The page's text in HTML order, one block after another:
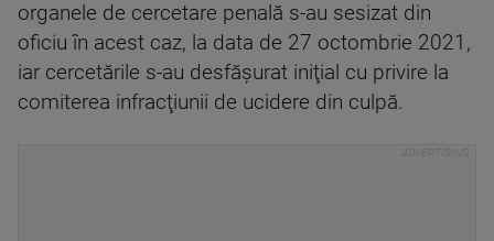
organele de cercetare penală s-au sesizat din
oficiu în acest caz, la data de 27 octombrie 2021,
iar cercetările s-au desfăşurat iniţial cu privire la
comiterea infracţiunii de ucidere din culpă.